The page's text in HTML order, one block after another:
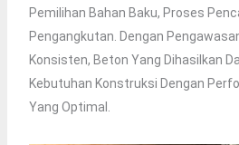
Pemilihan Bahan Baku, Proses
Pengangkutan. Dengan
Konsisten, Beton Yang Dihasilkan
Kebutuhan Konstruksi Dengan
Yang Optimal.